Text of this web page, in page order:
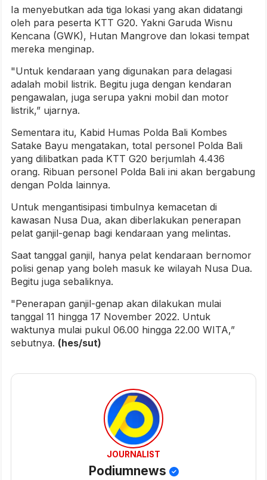
Ia menyebutkan ada tiga lokasi yang akan didatangi
oleh para peserta KTT G20. Yakni Garuda Wisnu
Kencana (GWK), Hutan Mangrove dan lokasi tempat
mereka menginap.
"Untuk kendaraan yang digunakan para delagasi
adalah mobil listrik. Begitu juga dengan kendaran
pengawalan, juga serupa yakni mobil dan motor
listrik,” ujarnya.
Sementara itu, Kabid Humas Polda Bali Kombes
Satake Bayu mengatakan, total personel Polda Bali
yang dilibatkan pada KTT G20 berjumlah 4.436
orang. Ribuan personel Polda Bali ini akan bergabung
dengan Polda lainnya.
Untuk mengantisipasi timbulnya kemacetan di
kawasan Nusa Dua, akan diberlakukan penerapan
pelat ganjil-genap bagi kendaraan yang melintas.
Saat tanggal ganjil, hanya pelat kendaraan bernomor
polisi genap yang boleh masuk ke wilayah Nusa Dua.
Begitu juga sebaliknya.
"Penerapan ganjil-genap akan dilakukan mulai
tanggal 11 hingga 17 November 2022. Untuk
waktunya mulai pukul 06.00 hingga 22.00 WITA,”
sebutnya. (hes/sut)
JOURNALIST
Podiumnews